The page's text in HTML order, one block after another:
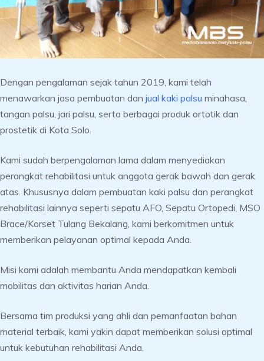
Dengan pengalaman sejak tahun 2019, kami telah
menawarkan jasa pembuatan dan jual kaki palsu minahasa,
tangan palsu, jari palsu, serta berbagai produk ortotik dan
prostetik di Kota Solo.
Kami sudah berpengalaman lama dalam menyediakan
perangkat rehabilitasi untuk anggota gerak bawah dan gerak
atas. Khususnya dalam pembuatan kaki palsu dan perangkat
rehabilitasi lainnya seperti sepatu AFO, Sepatu Ortopedi, MSO
Brace/Korset Tulang Bekalang, kami berkomitmen untuk
memberikan pelayanan optimal kepada Anda.
Misi kami adalah membantu Anda mendapatkan kembali
mobilitas dan aktivitas harian Anda.
Bersama tim produksi yang ahli dan pemanfaatan bahan
material terbaik, kami yakin dapat memberikan solusi optimal
untuk kebutuhan rehabilitasi Anda.